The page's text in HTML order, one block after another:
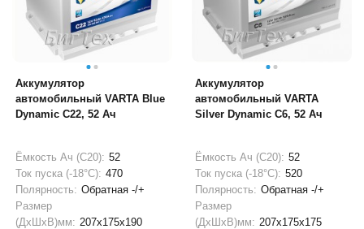
Аккумулятор
автомобильный VARTA Blue
Dynamic C22, 52 Ач
Ёмкость Ач (С20): 52
Ток пуска (-18°С): 470
Полярность: Обратная -/+
Размер
(ДхШхВ)мм: 207x175x190
Аккумулятор
автомобильный VARTA
Silver Dynamic C6, 52 Ач
Ёмкость Ач (С20): 52
Ток пуска (-18°С): 520
Полярность: Обратная -/+
Размер
(ДхШхВ)мм: 207x175x175